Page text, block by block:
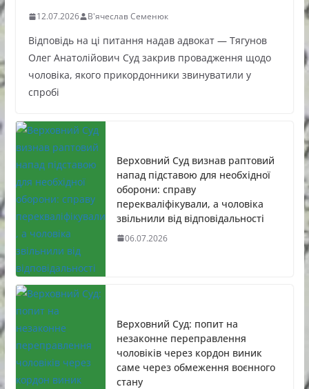
12.07.2026 В'ячеслав Семенюк
Відповідь на ці питання надав адвокат — Тягунов
Олег Анатолійович Суд закрив провадження щодо
чоловіка, якого прикордонники звинуватили у
спробі
Верховний Суд визнав раптовий
напад підставою для необхідної
оборони: справу
перекваліфікували, а чоловіка
звільнили від відповідальності
06.07.2026
Верховний Суд: попит на
незаконне переправлення
чоловіків через кордон виник
саме через обмеження воєнного
стану